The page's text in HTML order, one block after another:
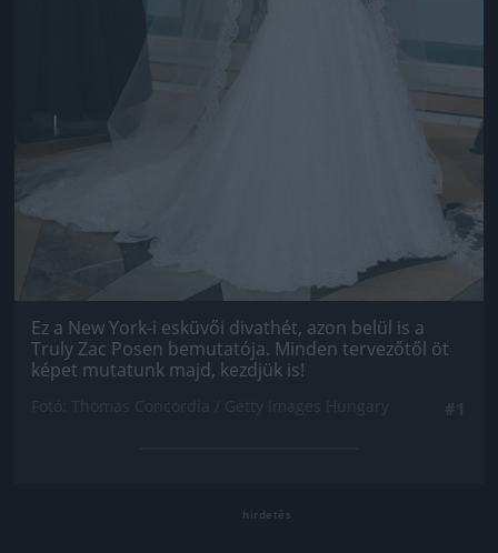
Ez a New York-i esküvői divathét, azon belül is a
Truly Zac Posen bemutatója. Minden tervezőtől öt
képet mutatunk majd, kezdjük is!